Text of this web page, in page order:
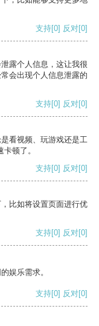
支持[0] 反对[0]
露个人信息，这让我很
会出现个人信息泄露的
支持[0] 反对[0]
看视频、玩游戏还是工
顿了。
支持[0] 反对[0]
比如将设置页面进行优
支持[0] 反对[0]
娱乐需求。
支持[0] 反对[0]